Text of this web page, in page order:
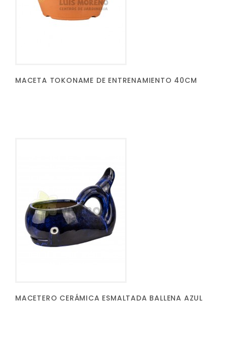
MACETA TOKONAME DE ENTRENAMIENTO 40CM
MACETERO CERÁMICA ESMALTADA BALLENA AZUL